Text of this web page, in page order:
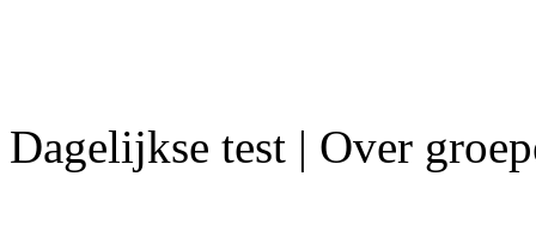
Dagelijkse test | Over